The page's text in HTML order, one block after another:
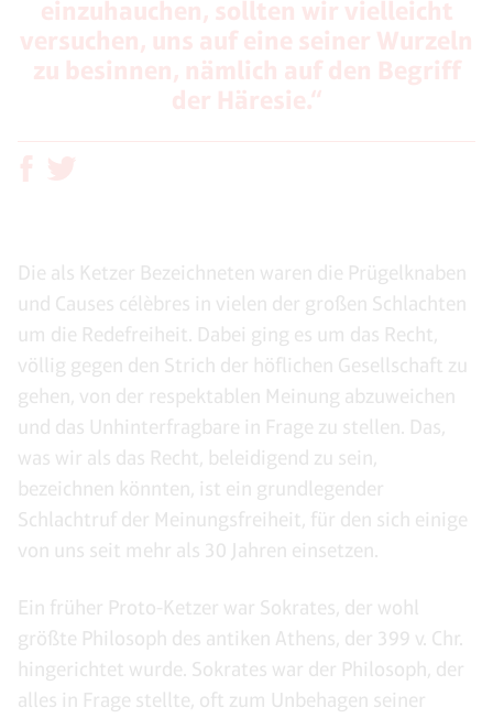
Die als Ketzer Bezeichneten waren die Prügelknaben
und Causes célèbres in vielen der großen Schlachten
um die Redefreiheit. Dabei ging es um das Recht,
völlig gegen den Strich der höflichen Gesellschaft zu
gehen, von der respektablen Meinung abzuweichen
und das Unhinterfragbare in Frage zu stellen. Das,
was wir als das Recht, beleidigend zu sein,
bezeichnen könnten, ist ein grundlegender
Schlachtruf der Meinungsfreiheit, für den sich einige
von uns seit mehr als 30 Jahren einsetzen.
Ein früher Proto-Ketzer war Sokrates, der wohl
größte Philosoph des antiken Athens, der 399 v. Chr.
hingerichtet wurde. Sokrates war der Philosoph, der
alles in Frage stellte, oft zum Unbehagen seiner